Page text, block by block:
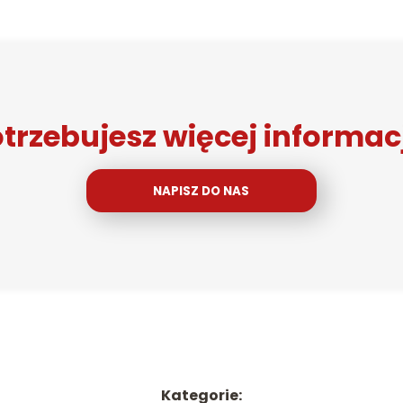
więcej
NAPISZ DO NAS
Kategorie: